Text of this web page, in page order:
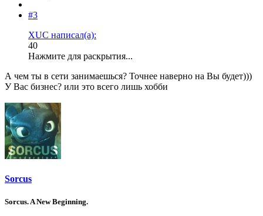
#3
XUC написал(а):
40
Нажмите для раскрытия...
А чем ты в сети занимаешься? Точнее наверно на Вы будет)))
У Вас бизнес? или это всего лишь хобби
Sorcus
Sorcus. A New Beginning.